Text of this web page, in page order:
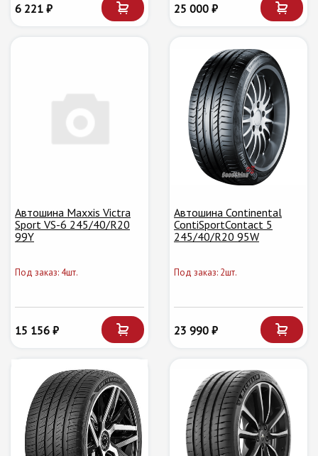
6 221 ₽ 25 000 ₽
Автошина Maxxis Victra
Sport VS-6 245/40/R20
99Y
Под заказ: 4шт.
15 156 ₽
Автошина Continental
ContiSportContact 5
245/40/R20 95W
Под заказ: 2шт.
23 990 ₽